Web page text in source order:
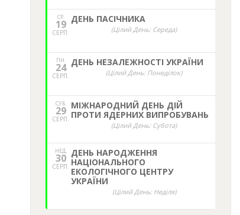
СР.
19
СЕРП.
ДЕНЬ ПАСІЧНИКА
(Цілий День: Середа)
ПН.
24
СЕРП.
ДЕНЬ НЕЗАЛЕЖНОСТІ УКРАЇНИ
(Цілий День: Понеділок)
СУБ.
29
СЕРП.
МІЖНАРОДНИЙ ДЕНЬ ДІЙ
ПРОТИ ЯДЕРНИХ ВИПРОБУВАНЬ
(Цілий День: Субота)
НЕД,
30
СЕРП.
ДЕНЬ НАРОДЖЕННЯ
НАЦІОНАЛЬНОГО
ЕКОЛОГІЧНОГО ЦЕНТРУ
УКРАЇНИ
(Цілий День: Неділя)